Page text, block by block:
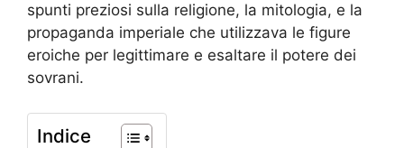
spunti preziosi sulla religione, la mitologia, e la
propaganda imperiale che utilizzava le figure
eroiche per legittimare e esaltare il potere dei
sovrani.
Indice